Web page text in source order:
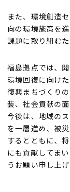
また、環境創造
向の環境施策を
課題に取り組む
福島拠点では、
環境回復に向け
復興まちづくり
装、社会貢献の
今後は、地域の
を一層進め、被
するとともに、
にも貢献してま
うお願い申し上げ